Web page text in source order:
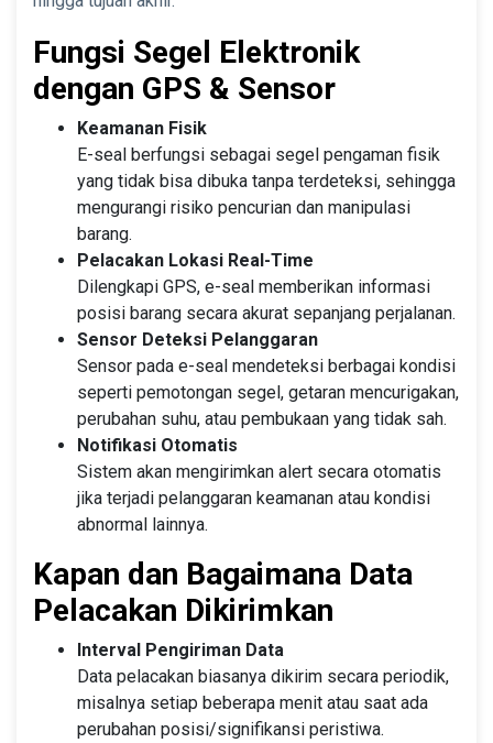
Fungsi Segel Elektronik
dengan GPS & Sensor
Keamanan Fisik
E-seal berfungsi sebagai segel pengaman fisik
yang tidak bisa dibuka tanpa terdeteksi, sehingga
mengurangi risiko pencurian dan manipulasi
barang.
Pelacakan Lokasi Real-Time
Dilengkapi GPS, e-seal memberikan informasi
posisi barang secara akurat sepanjang perjalanan.
Sensor Deteksi Pelanggaran
Sensor pada e-seal mendeteksi berbagai kondisi
seperti pemotongan segel, getaran mencurigakan,
perubahan suhu, atau pembukaan yang tidak sah.
Notifikasi Otomatis
Sistem akan mengirimkan alert secara otomatis
jika terjadi pelanggaran keamanan atau kondisi
abnormal lainnya.
Kapan dan Bagaimana Data
Pelacakan Dikirimkan
Interval Pengiriman Data
Data pelacakan biasanya dikirim secara periodik,
misalnya setiap beberapa menit atau saat ada
perubahan posisi/signifikansi peristiwa.